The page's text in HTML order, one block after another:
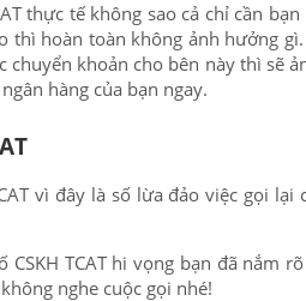
thực tế không sao cả chỉ cần
thì hoàn toàn không ảnh hưởng
chuyển khoản cho bên này thì sẽ
hàng của bạn ngay.
vì đây là số lừa đảo việc gọi
TCAT hi vọng bạn đã nắm
nghe cuộc gọi nhé!